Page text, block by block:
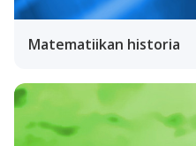
Matematiikan historia